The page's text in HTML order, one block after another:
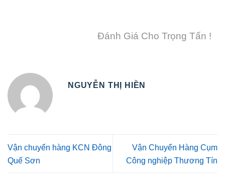
Đánh Giá Cho Trọng Tấn !
NGUYỄN THỊ HIỀN
Vận chuyển hàng KCN Đông
Quế Sơn
Vận Chuyển Hàng Cụm
Công nghiệp Thương Tín